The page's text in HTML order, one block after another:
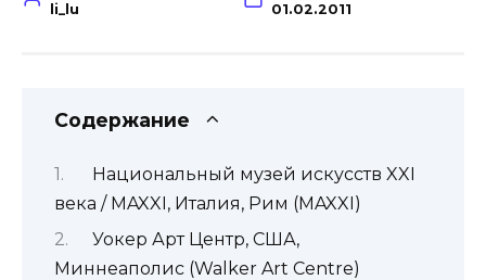
li_lu 01.02.2011
Содержание
Национальный музей искусств XXI
века / MAXXI, Италия, Рим (MAXXI)
Уокер Арт Центр, США,
Миннеаполис (Walker Art Centre)